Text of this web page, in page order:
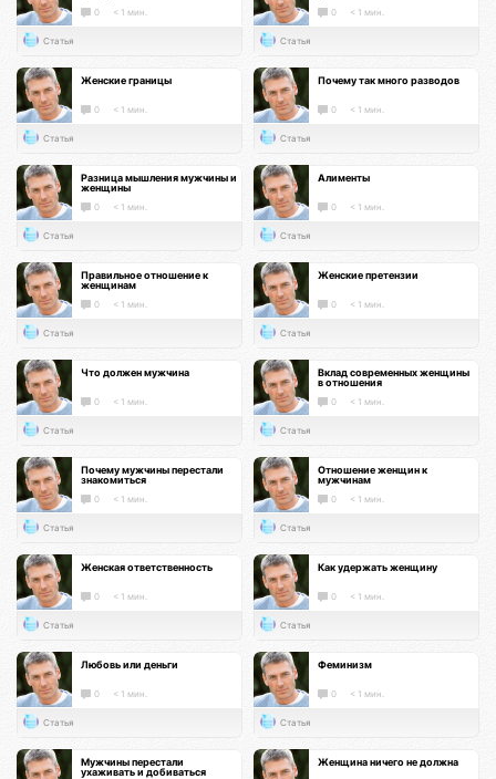
0 < 1 мин.
Статья
0 < 1 мин.
Статья
Женские границы
0 < 1 мин.
Статья
Почему так много разводов
0 < 1 мин.
Статья
Разница мышления мужчины и
женщины
0 < 1 мин.
Статья
Алименты
0 < 1 мин.
Статья
Правильное отношение к
женщинам
0 < 1 мин.
Статья
Женские претензии
0 < 1 мин.
Статья
Что должен мужчина
0 < 1 мин.
Статья
Вклад современных женщины
в отношения
0 < 1 мин.
Статья
Почему мужчины перестали
знакомиться
0 < 1 мин.
Статья
Отношение женщин к
мужчинам
0 < 1 мин.
Статья
Женская ответственность
0 < 1 мин.
Статья
Как удержать женщину
0 < 1 мин.
Статья
Любовь или деньги
0 < 1 мин.
Статья
Феминизм
0 < 1 мин.
Статья
Мужчины перестали
ухаживать и добиваться
Женщина ничего не должна